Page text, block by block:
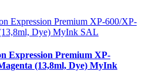
Expression Premium XP-
(13,8ml, Dye) MyInk